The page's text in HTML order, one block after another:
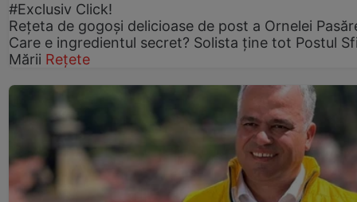
#Exclusiv Click!
Rețeta de gogoşi delicioase de post a Ornelei
Care e ingredientul secret? Solista ține tot Postul
Mării Rețete